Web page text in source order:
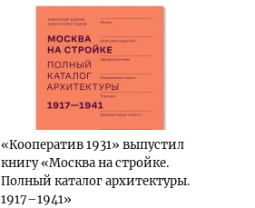
«Кооператив 1931» выпустил
книгу «Москва на стройке.
Полный каталог архитектуры.
1917–1941»